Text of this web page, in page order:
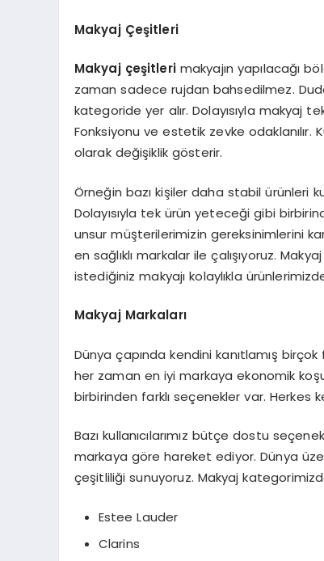
Makyaj Çeşitleri
Makyaj çeşitlerimakyajın yapılacağı
zaman sadece rujdan bahsedilmez.
kategoride yer alır. Dolayısıyla makyaj
Fonksiyonu ve estetik zevke odaklanılır.
olarak değişiklik gösterir.
Örneğin bazı kişiler daha stabil ürünleri
Dolayısıyla tek ürün yeteceği gibi
unsur müşterilerimizin gereksinimlerini
en sağlıklı markalar ile çalışıyoruz.
istediğiniz makyajı kolaylıkla
Makyaj Markaları
Dünya çapında kendini kanıtlamış
her zaman en iyi markaya ekonomik
birbirinden farklı seçenekler var.
Bazı kullanıcılarımız bütçe dostu
markaya göre hareket ediyor. Dünya
çeşitliliği sunuyoruz. Makyaj
Estee Lauder
Clarins